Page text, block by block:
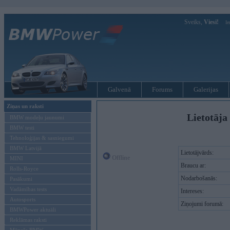
Sveiks, Viesi!
Galvenā Forums Galerijas
Ziņas un raksti
BMW modeļu jaunumi
BMW testi
Tehnoloģijas & sasniegumi
BMW Latvijā
MINI
Rolls-Royce
Pasākumi
Vadāmības tests
Autosports
BMWPower aktuāli
Reklāmas raksti
Lietotāja
Lietotājvārds:
Braucu ar:
Nodarbošanās:
Intereses:
Ziņojumi forumā: